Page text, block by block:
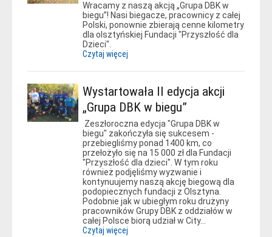
Wracamy z naszą akcją „Grupa DBK w
biegu”! Nasi biegacze, pracownicy z całej
Polski, ponownie zbierają cenne kilometry
dla olsztyńskiej Fundacji "Przyszłość dla
Dzieci".
Czytaj więcej
Wystartowała II edycja akcji
„Grupa DBK w biegu”
Zeszłoroczna edycja "Grupa DBK w
biegu" zakończyła się sukcesem -
przebiegliśmy ponad 1400 km, co
przełożyło się na 15 000 zł dla Fundacji
"Przyszłość dla dzieci". W tym roku
również podjęliśmy wyzwanie i
kontynuujemy naszą akcję biegową dla
podopiecznych fundacji z Olsztyna.
Podobnie jak w ubiegłym roku drużyny
pracowników Grupy DBK z oddziałów w
całej Polsce biorą udział w City…
Czytaj więcej